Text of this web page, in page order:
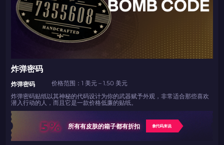
炸弹密码
炸弹密码
价格范围：1 美元 – 1.50 美元
炸弹密码贴纸以其神秘的代码设计为你的武器赋予外观，非常适合那些喜欢
潜入行动的人，而且它是一款价格低廉的贴纸。
5% 所有有皮肤的箱子都有折扣 拿代码来说